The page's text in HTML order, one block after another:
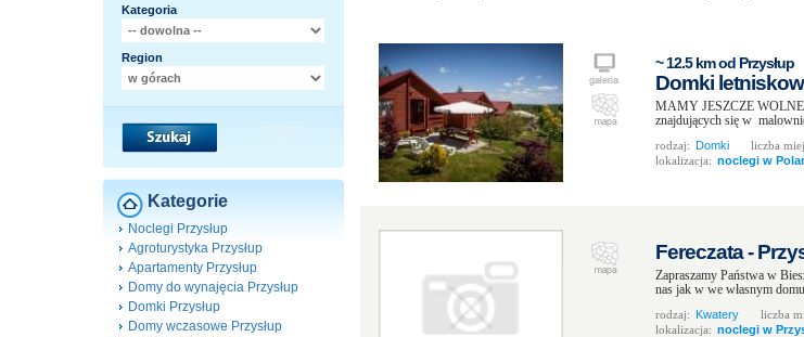
Kategoria
Region
Kategorie
Noclegi Przysłup
Agroturystyka Przysłup
Apartamenty Przysłup
Domy do wynajęcia Przysłup
Domki Przysłup
Domy wczasowe Przysłup
~ 12.5 km od Przysłup
Domki
MAMY JESZCZE
znajdujących się w
rodzaj: Domki liczba
lokalizacja: noclegi w
Fereczata -
Zapraszamy Państwa w
nas jak w we własnym
rodzaj: Kwatery
liczba
lokalizacja: noclegi w